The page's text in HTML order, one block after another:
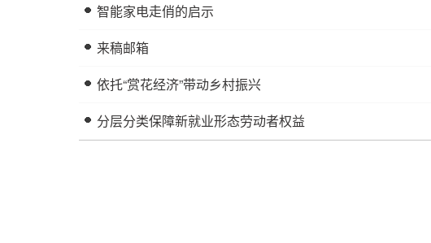
智能家电走俏的启示
来稿邮箱
依托“赏花经济”带动乡村振兴
分层分类保障新就业形态劳动者权益